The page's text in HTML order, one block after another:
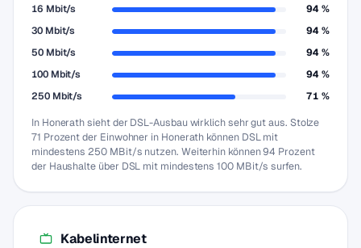
16 Mbit/s
94 %
30 Mbit/s
94 %
50 Mbit/s
94 %
100 Mbit/s
94 %
250 Mbit/s
71 %
In Honerath sieht der DSL-Ausbau wirklich sehr gut aus. Stolze
71 Prozent der Einwohner in Honerath können DSL mit
mindestens 250 MBit/s nutzen. Weiterhin können 94 Prozent
der Haushalte über DSL mit mindestens 100 MBit/s surfen.
Kabelinternet